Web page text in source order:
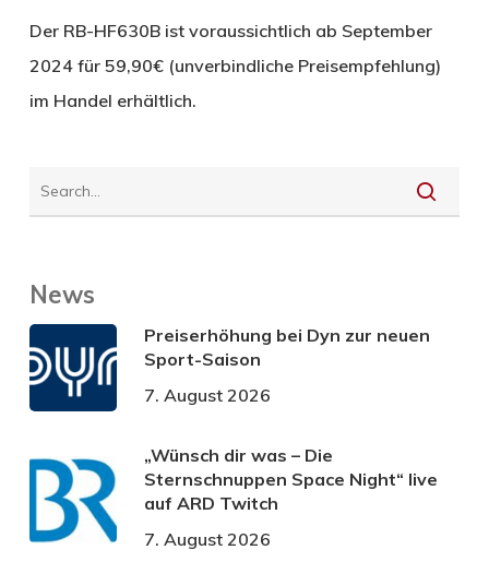
Der RB-HF630B ist voraussichtlich ab September
2024 für 59,90€ (unverbindliche Preisempfehlung)
im Handel erhältlich.
News
Preiserhöhung bei Dyn zur neuen
Sport-Saison
7. August 2026
„Wünsch dir was – Die
Sternschnuppen Space Night“ live
auf ARD Twitch
7. August 2026